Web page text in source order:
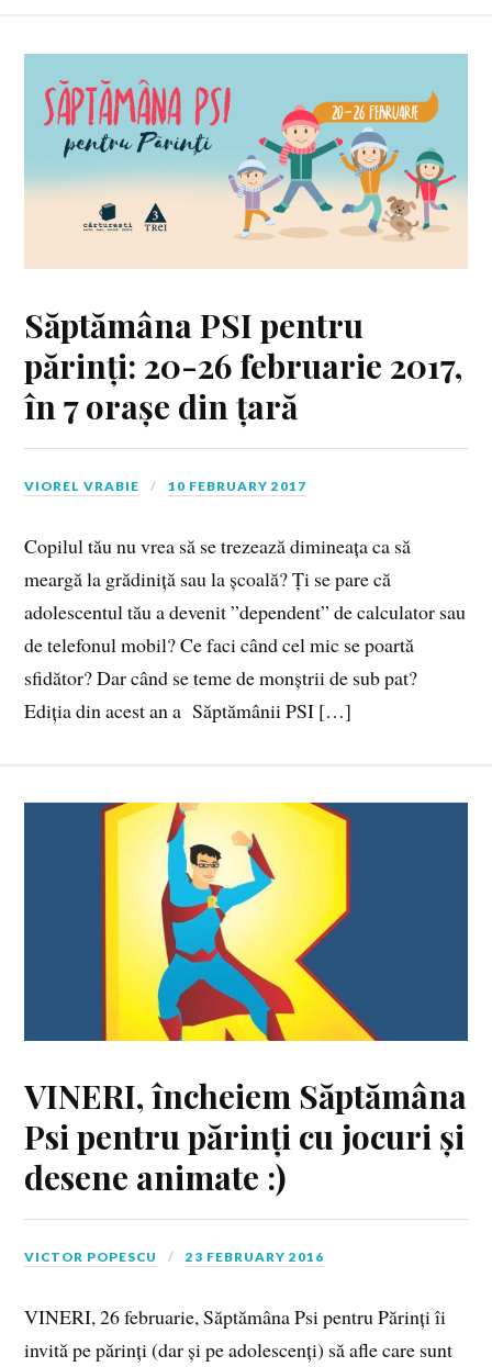
Săptămâna PSI pentru
părinți: 20-26 februarie 2017,
în 7 orașe din țară
VIOREL VRABIE 10 FEBRUARY 2017
Copilul tău nu vrea să se trezează dimineața ca să
meargă la grădiniță sau la școală? Ți se pare că
adolescentul tău a devenit ”dependent” de calculator sau
de telefonul mobil? Ce faci când cel mic se poartă
sfidător? Dar când se teme de monștrii de sub pat?
Ediția din acest an a Săptămânii PSI […]
VINERI, încheiem Săptămâna
Psi pentru părinți cu jocuri și
desene animate :)
VICTOR POPESCU 23 FEBRUARY 2016
VINERI, 26 februarie, Săptămâna Psi pentru Părinți îi
invită pe părinți (dar și pe adolescenți) să afle care sunt